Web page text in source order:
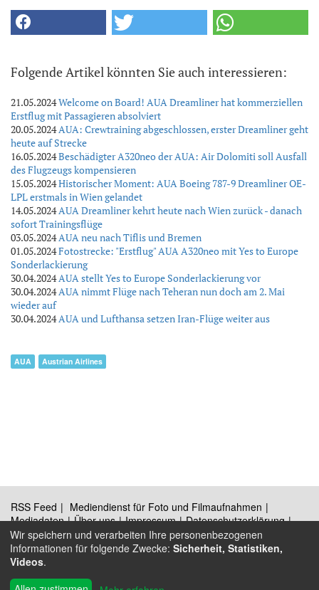
Folgende Artikel könnten Sie auch interessieren:
21.05.2024Welcome on Board! AUA Dreamliner hat kommerziellen
Erstflug mit Passagieren absolviert
20.05.2024AUA: Crewtraining abgeschlossen, erster Dreamliner geht
heute auf Strecke
16.05.2024Beschädigter A320neo der AUA: Air Dolomiti soll Ausfall
des Flugzeugs kompensieren
15.05.2024Historischer Moment: AUA Boeing 787-9 Dreamliner OE-
LPL erstmals in Wien gelandet
14.05.2024AUA Dreamliner kehrt heute nach Wien zurück - danach
sofort Trainingsflüge
03.05.2024AUA neu nach Tiflis und Bremen
01.05.2024Fotostrecke: "Erstflug" AUA A320neo mit Yes to Europe
Sonderlackierung
30.04.2024AUA stellt Yes to Europe Sonderlackierung vor
30.04.2024AUA nimmt Flüge nach Teheran nun doch am 2. Mai
wieder auf
30.04.2024AUA und Lufthansa setzen Iran-Flüge weiter aus
AUA Austrian Airlines
RSS Feed
Mediendienst für Foto und Filmaufnahmen
Mediadaten
Über uns Impressum
Datenschutzerklärung
Kontakt
®
Wir speichern und verarbeiten Ihre personenbezogenen
Informationen für folgende Zwecke: Sicherheit, Statistiken,
Videos.